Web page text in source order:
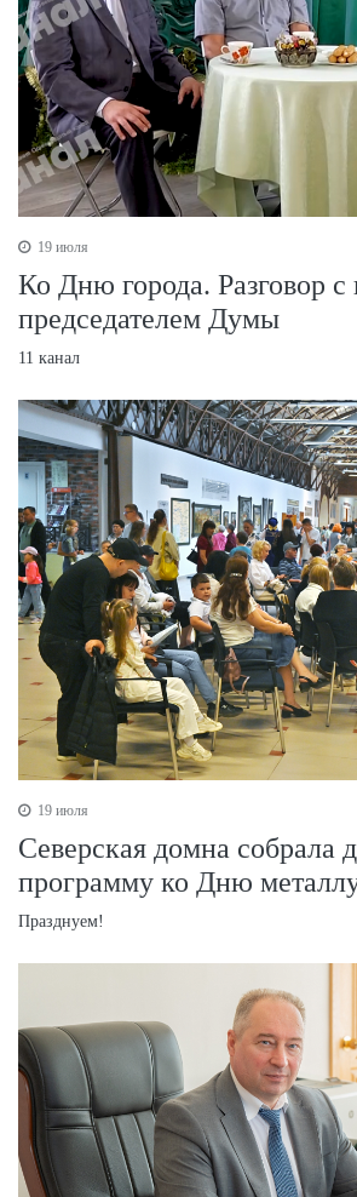
19 июля
Ко Дню города. Разговор с
председателем Думы
11 канал
19 июля
Северская домна собрала
программу ко Дню
Празднуем!